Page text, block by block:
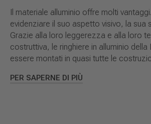
Il materiale alluminio offre molti
evidenziare il suo aspetto visivo, la sua
Grazie alla loro leggerezza e alla loro
costruttiva, le ringhiere in alluminio della
essere montati in quasi tutte le
PER SAPERNE DI PIÙ